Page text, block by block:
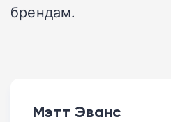
брендам.
Мэтт Эванс